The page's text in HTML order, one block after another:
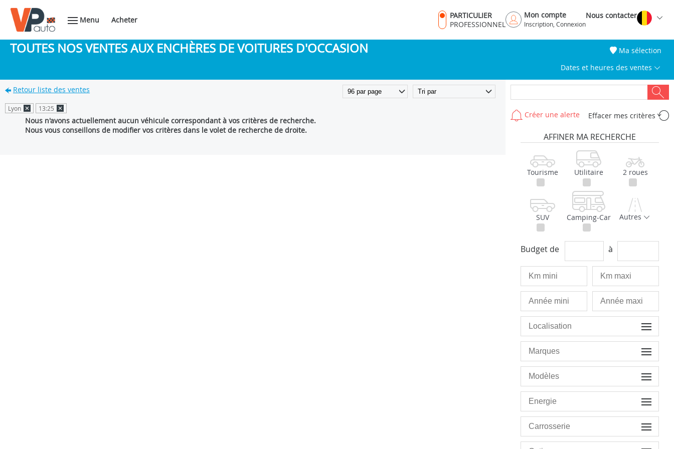
Menu Acheter
PARTICULIER
PROFESSIONNEL
Mon compte
Inscription, Connexion
Nous contacter
TOUTES NOS VENTES AUX ENCHÈRES DE VOITURES D'OCCASION
Ma sélection
Dates et heures des ventes
Retour liste des ventes
Lyon 13:25
Nous n'avons actuellement aucun véhicule correspondant à vos critères de recherche.
Nous vous conseillons de modifier vos critères dans le volet de recherche de droite.
Créer une alerte Effacer mes critères
AFFINER MA RECHERCHE
Tourisme Utilitaire 2 roues
SUV Camping-Car Autres
Budget de à